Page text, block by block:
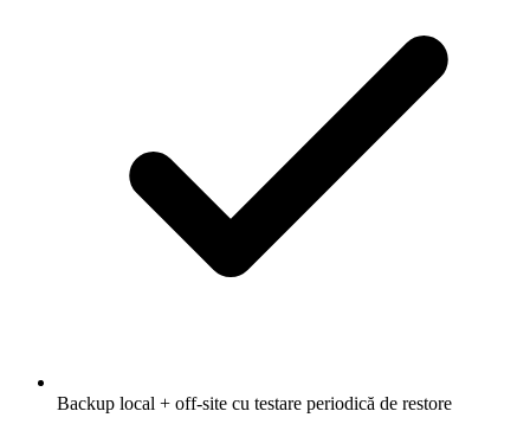
Backup local + off-site cu testare periodică de restore